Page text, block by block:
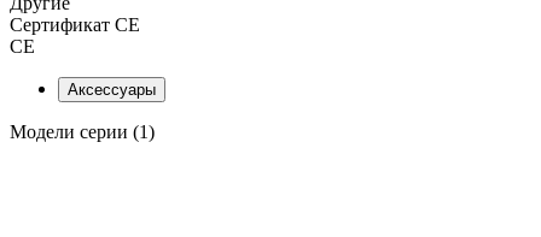
Сертификат CE
CE
Аксессуары
Модели серии (1)